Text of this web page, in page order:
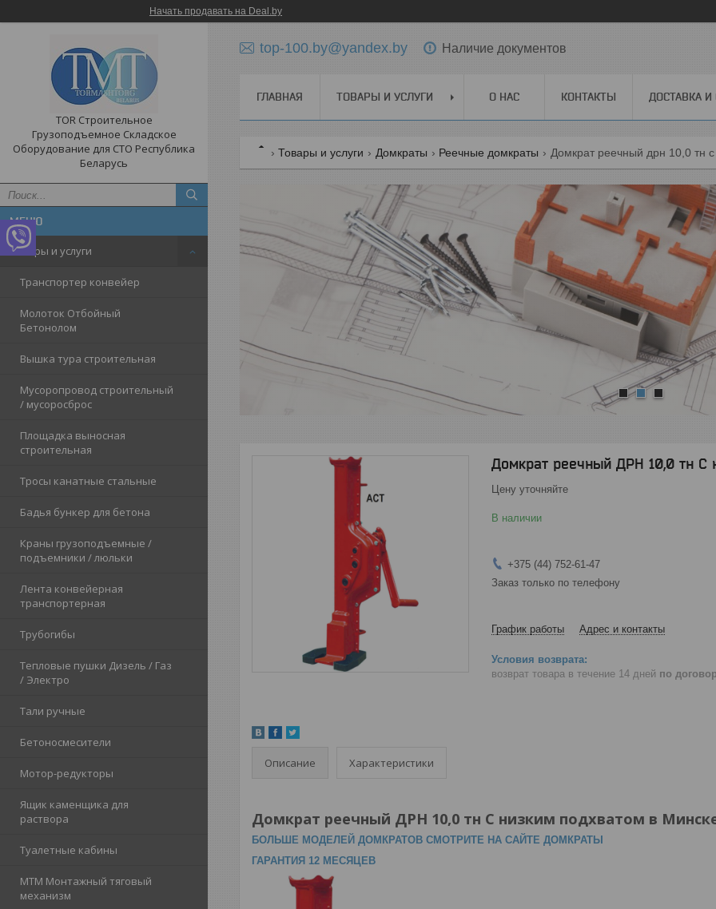
Начать продавать на Deal.by
TOR Строительное
Грузоподъемное Складское
Оборудование для СТО Республика
Беларусь
Товары и услуги
Транспортер конвейер
Молоток Отбойный
Бетонолом
Вышка тура строительная
Мусоропровод строительный
/ мусоросброс
Площадка выносная
строительная
Тросы канатные стальные
Бадья бункер для бетона
Краны грузоподъемные /
подъемники / люльки
Лента конвейерная
транспортерная
Трубогибы
Тепловые пушки Дизель / Газ
/ Электро
Тали ручные
Бетоносмесители
Мотор-редукторы
Ящик каменщика для
раствора
Туалетные кабины
МТМ Монтажный тяговый
механизм
top-100.by@yandex.by Наличие документов
ГЛАВНАЯ ТОВАРЫ И УСЛУГИ О НАС КОНТАКТЫ ДОСТАВКА И
Товары и услуги Домкраты Реечные домкраты Домкрат реечный дрн 10,0 тн
Домкрат реечный ДРН 10,0 тн С
Цену уточняйте
В наличии
+375 (44) 752-61-47
Заказ только по телефону
График работы Адрес и контакты
возврат товара в течение 14 дней по
Описание Характеристики
Домкрат реечный ДРН 10,0 тн С низким подхватом в
БОЛЬШЕ МОДЕЛЕЙ ДОМКРАТОВ СМОТРИТЕ НА САЙТЕ ДОМКРАТЫ
ГАРАНТИЯ 12 МЕСЯЦЕВ